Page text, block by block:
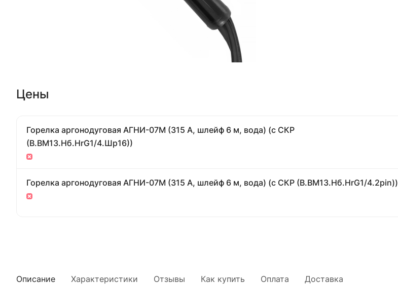
Цены
Горелка аргонодуговая АГНИ-07М (315 А, шлейф 6 м, вода) (с СКР
(В.ВМ13.Hб.HrG1/4.Шр16))
Горелка аргонодуговая АГНИ-07М (315 А, шлейф 6 м, вода) (с СКР (В.ВМ13.Hб.HrG1/4.2pin))
Описание Характеристики Отзывы Как купить Оплата Доставка